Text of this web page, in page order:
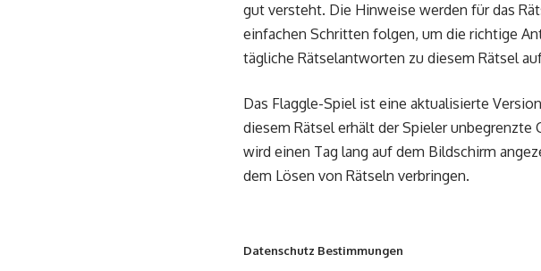
gut versteht. Die Hinweise werden für das
einfachen Schritten folgen, um die richtige
tägliche Rätselantworten zu diesem Rätsel
Das Flaggle-Spiel ist eine aktualisierte
diesem Rätsel erhält der Spieler unbegrenzte
wird einen Tag lang auf dem Bildschirm
dem Lösen von Rätseln verbringen.
Datenschutz Bestimmungen